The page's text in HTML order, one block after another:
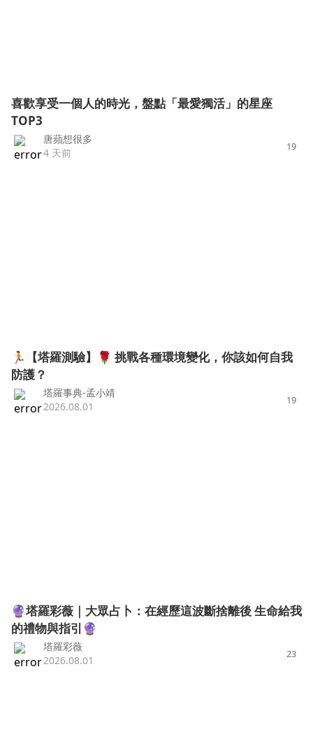
喜歡享受一個人的時光，盤點「最愛獨活」的星座
TOP3
唐蘋想很多
4 天前
19
🏃【塔羅測驗】🌹 挑戰各種環境變化，你該如何自我
防護？
塔羅事典-孟小靖
2026.08.01
19
🔮塔羅彩薇｜大眾占卜：在經歷這波斷捨離後 生命給我
的禮物與指引🔮
塔羅彩薇
2026.08.01
23